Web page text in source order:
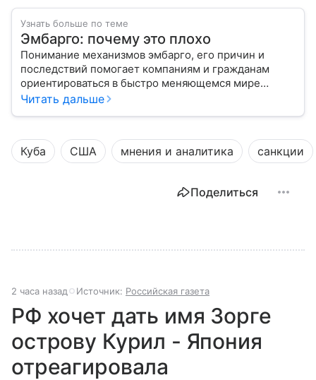
Узнать больше по теме
Эмбарго: почему это плохо
Понимание механизмов эмбарго, его причин и
последствий помогает компаниям и гражданам
ориентироваться в быстро меняющемся мире
глобальной торговли.
Читать дальше
Куба США мнения и аналитика санкции
Поделиться
2 часа назад Источник: Российская газета
РФ хочет дать имя Зорге
острову Курил - Япония
отреагировала